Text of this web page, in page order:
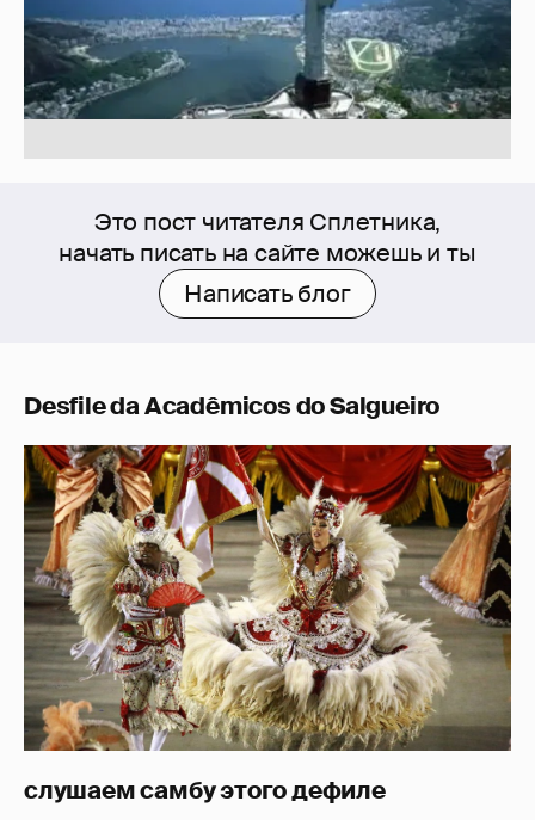
Это пост читателя Сплетника,
начать писать на сайте можешь и ты
Написать блог
Desfile da Acadêmicos do Salgueiro
слушаем самбу этого дефиле